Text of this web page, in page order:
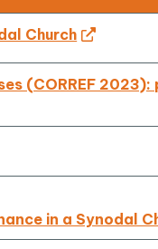
Church
(CORREF
in a Synodal